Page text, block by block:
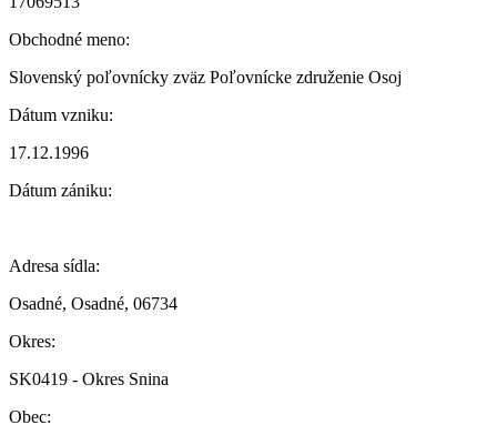
Obchodné meno:
Slovenský poľovnícky zväz Poľovnícke združenie Osoj
Dátum vzniku:
17.12.1996
Dátum zániku:
Adresa sídla:
Osadné, Osadné, 06734
Okres:
SK0419 - Okres Snina
Obec: